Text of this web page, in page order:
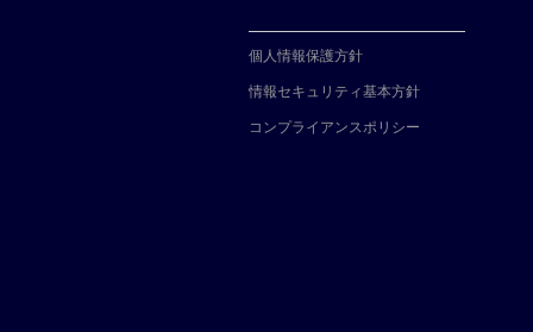
個人情報保護方針
情報セキュリティ基本方針
コンプライアンスポリシー